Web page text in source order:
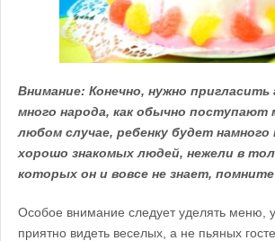
Внимание: Конечно, нужно
много народа, как обычно поступают
любом случае, ребенку будет
хорошо знакомых людей, нежели в
которых он и вовсе не знает,
Особое внимание следует уделять меню,
приятно видеть веселых, а не пьяных